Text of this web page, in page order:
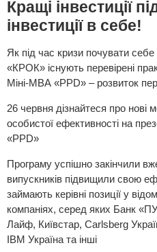
Кращі інвестиції
інвестиції в себе!
Як під час кризи почувати
«КРОК» існують перевірені
Міні-МВА «PPD» – розвиток
26 червня дізнайтеся про нові
особистої ефективності на
«PPD»
Програму успішно закінчили
випускників підвищили свою
займають керівні позиції у
компаніях, серед яких Банк
Лайф, Київстар, Carlsberg
IBM Україна та інші